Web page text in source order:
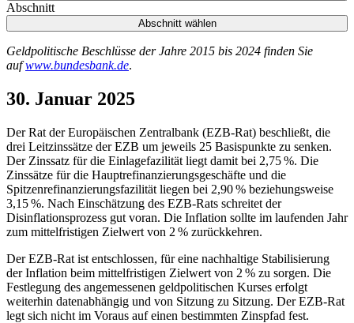
Abschnitt
Abschnitt wählen
Geldpolitische Beschlüsse der Jahre 2015 bis 2024 finden Sie
auf www.bundesbank.de.
30. Januar 2025
Der Rat der Europäischen Zentralbank (EZB-Rat) beschließt, die
drei Leitzinssätze derEZB um jeweils 25 Basispunkte zu senken.
Der Zinssatz für die Einlagefazilität liegt damit bei 2,75 %. Die
Zinssätze für die Hauptrefinanzierungsgeschäfte und die
Spitzenrefinanzierungsfazilität liegen bei 2,90 % beziehungsweise
3,15 %. Nach Einschätzung des EZB-Rats schreitet der
Disinflationsprozess gut voran. Die Inflation sollte im laufenden Jahr
zum mittelfristigen Zielwert von 2 % zurückkehren.
DerEZB-Rat ist entschlossen, für eine nachhaltige Stabilisierung
der Inflation beim mittelfristigen Zielwert von 2 % zu sorgen. Die
Festlegung des angemessenen geldpolitischen Kurses erfolgt
weiterhin datenabhängig und von Sitzung zu Sitzung. DerEZB-Rat
legt sich nicht im Voraus auf einen bestimmten Zinspfad fest.